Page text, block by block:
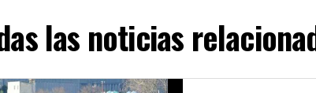
las noticias